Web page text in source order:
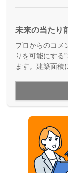
未来の当たり
プロからのコメ
りを可能にする
ます。建築面積
いるので、早